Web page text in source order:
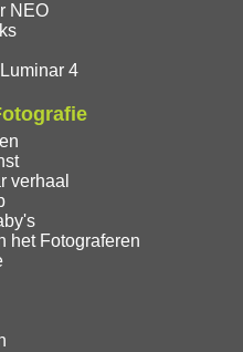
NEO
4
verhaal
het Fotograferen